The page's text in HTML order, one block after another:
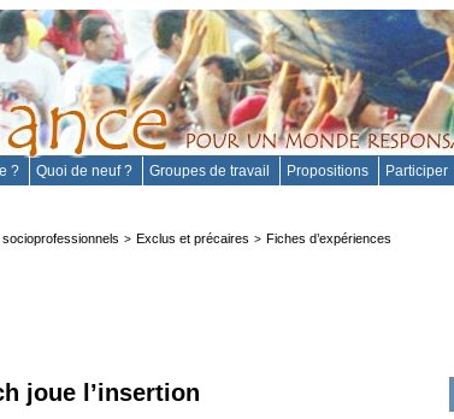
? Quoi de neuf ? Groupes de travail Propositions Participer
> Exclus et précaires > Fiches d’expériences
joue l’insertion